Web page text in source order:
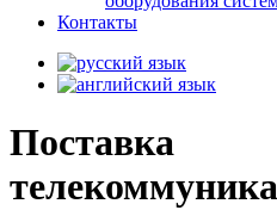
Контакты
Поставка